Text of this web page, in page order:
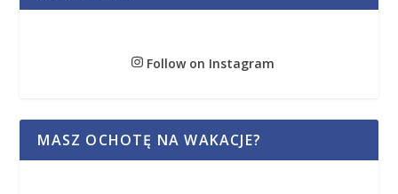
Follow on Instagram
MASZ OCHOTĘ NA WAKACJE?